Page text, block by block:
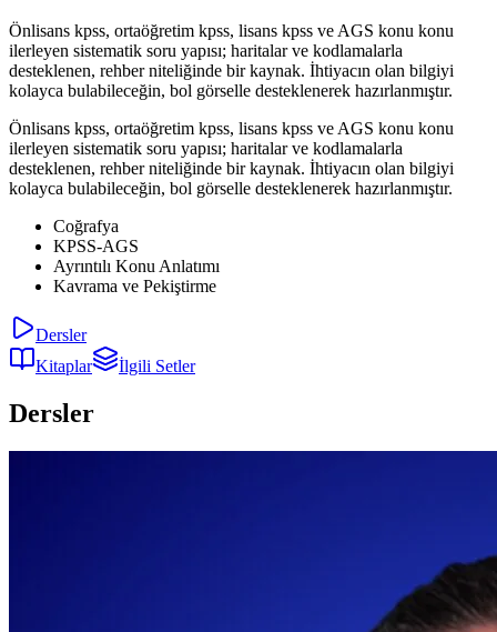
Önlisans kpss, ortaöğretim kpss, lisans kpss ve AGS konu konu
ilerleyen sistematik soru yapısı; haritalar ve kodlamalarla
desteklenen, rehber niteliğinde bir kaynak. İhtiyacın olan bilgiyi
kolayca bulabileceğin, bol görselle desteklenerek hazırlanmıştır.
Önlisans kpss, ortaöğretim kpss, lisans kpss ve AGS konu konu
ilerleyen sistematik soru yapısı; haritalar ve kodlamalarla
desteklenen, rehber niteliğinde bir kaynak. İhtiyacın olan bilgiyi
kolayca bulabileceğin, bol görselle desteklenerek hazırlanmıştır.
Coğrafya
KPSS-AGS
Ayrıntılı Konu Anlatımı
Kavrama ve Pekiştirme
Dersler
Kitaplar
İlgili Setler
Dersler